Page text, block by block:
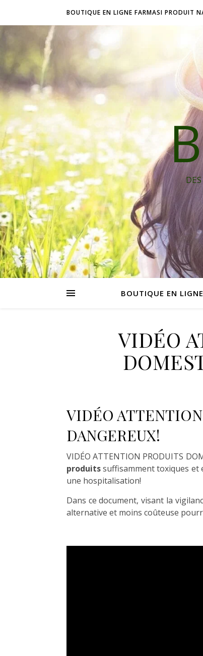
BOUTIQUE EN LIGNE FARMASI PRODUIT
BOUTIQUE EN
VIDÉO
VIDÉO
DANGEREUX!
VIDÉO ATTENTION PRODUITS
produitssuffisamment toxiques
une hospitalisation!
Dans ce document, visant la
alternative et moins coûteuse